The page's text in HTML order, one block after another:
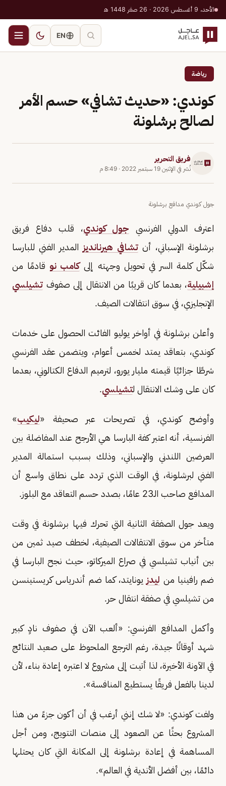
الأحد، 9 أغسطس 2026 · 26 صفر 1448 هـ
EN
رياضة
كوندي: «حديث تشافي» حسم الأمر
لصالح برشلونة
فريق التحرير
نُشر في الإثنين 19 سبتمبر 2022 · 8:49 م
جول كوندي مدافع برشلونة
اعترف الدولي الفرنسي جول كوندي، قلب دفاع فريق
برشلونة الإسباني، أنتشافي هيرنانديز المدير الفني للبارسا
شكّل كلمة السر في تحويل وجهته إلىكامب نو قادمًا من
إشبيلية، بعدما كان قريبًا من الانتقال إلى صفوف تشيلسي
الإنجليزي، في سوق انتقالات الصيف.
وأعلن برشلونة في أواخر يوليو الفائت الحصول على خدمات
كوندي، بتعاقد يمتد لخمس أعوام، ويتضمن عقد الفرنسي
شرطًا جزائيًا قيمته مليار يورو، لترميم الدفاع الكتالوني، بعدما
كان على وشك الانتقال لتشيلسي.
وأوضح كوندي، في تصريحات عبر صحيفة «ليكيب»
الفرنسية، أنه اعتبر كفة البارسا هي الأرجح عند المفاضلة بين
العرضين اللندني والإسباني، وذلك بسبب استمالة المدير
الفني لبرشلونة، في الوقت الذي تردد على نطاق واسع أن
المدافع صاحب الـ23 عامًا، بصدد حسم التعاقد مع البلوز.
ويعد جول الصفقة الثانية التي تحرك فيها برشلونة في وقت
متأخر من سوق الانتقالات الصيفية، لخطف صيد ثمين من
بين أنياب تشيلسي في صراع الميركاتو، حيث نجح البارسا في
ضم رافينيا من ليدز يونايتد، كما ضم أندرياس كريستينسن
من تشيلسي في صفقة انتقال حر.
وأكمل المدافع الفرنسي: «ألعب الآن في صفوف نادٍ كبير
شهد أوقاتًا جيدة، رغم الترجع الملحوظ على صعيد النتائج
في الآونة الأخيرة، لذا أتيت إلى مشروع لا اعتبره إعادة بناء، لأن
لدينا بالفعل فريقًا يستطيع المنافسة».
ولفت كوندي: «لا شك إنني أرغب في أن أكون جزءً من هذا
المشروع بحثًا عن الصعود إلى منصات التتويج، ومن أجل
المساهمة في إعادة برشلونة إلى المكانة التي كان يحتلها
دائمًا، بين أفضل الأندية في العالم».